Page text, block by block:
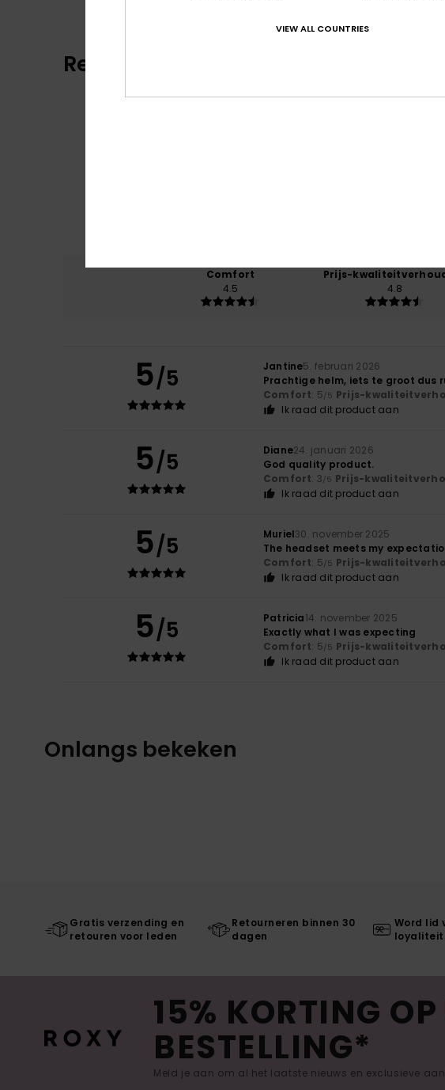
Reviews van klanten
Comfort
4.5
Prijs-
4.8
5/5 Jantine5. februari 2026
Prachtige helm, iets te groot dus
Comfort: 5/5 Prijs-
Ik raad dit product aan
5/5 Diane24. januari 2026
God quality product.
Comfort: 3/5 Prijs-
Ik raad dit product aan
5/5 Muriel30. november 2025
The headset meets my
Comfort: 5/5 Prijs-
Ik raad dit product aan
5/5 Patricia14. november 2025
Exactly what I was expecting
Comfort: 5/5 Prijs-
Ik raad dit product aan
Onlangs bekeken
Gratis verzending en
retouren voor leden
Retourneren binnen 30
dagen
Word lid
15% KORTING OP
BESTELLING*
Meld je aan om al het laatste nieuws en exclusieve
VIEW ALL COUNTRIES